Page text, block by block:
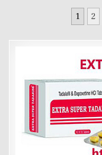
避
孕
且
保
調
情？
1 2